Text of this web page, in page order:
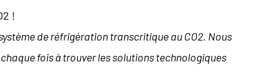
!
de réfrigération transcritique au CO2. Nous
fois à trouver les solutions technologiques